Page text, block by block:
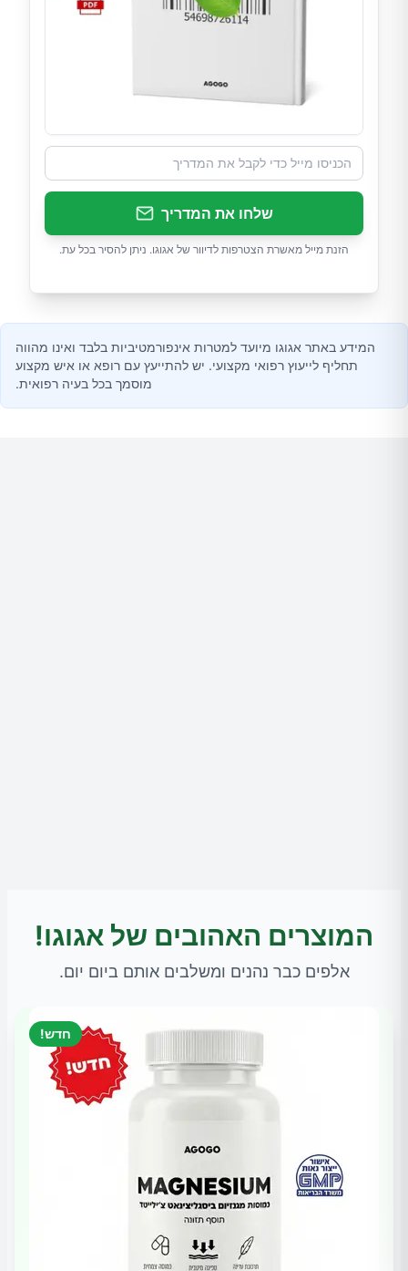
שלחו את המדריך
הזנת מייל מאשרת הצטרפות לדיוור של אגוגו. ניתן להסיר בכל עת.
המידע באתר אגוגו מיועד למטרות אינפורמטיביות בלבד ואינו מהווה
תחליף לייעוץ רפואי מקצועי. יש להתייעץ עם רופא או איש מקצוע
מוסמך בכל בעיה רפואית.
המוצרים האהובים של אגוגו!
אלפים כבר נהנים ומשלבים אותם ביום יום.
חדש!